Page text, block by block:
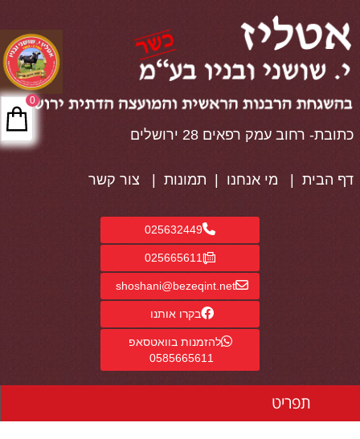
כתובת- רחוב עמק רפאים 28 ירושלים
דף הבית מי אנחנו תמונות צור קשר
025632449
025665611
shoshani@bezeqint.net
בקרו אותנו
להזמנות בוואטסאפ
0585665611
תפריט
0